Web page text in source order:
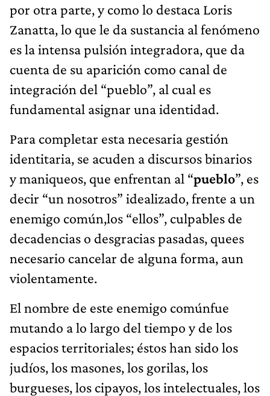
por otra parte, y como lo destaca Loris
Zanatta, lo que le da sustancia al fenómeno
es la intensa pulsión integradora, que da
cuenta de su aparición como canal de
integración del “pueblo”, al cual es
fundamental asignar una identidad.
Para completar esta necesaria gestión
identitaria, se acuden a discursos binarios
y maniqueos, que enfrentan al “pueblo”, es
decir “un nosotros” idealizado, frente a un
enemigo común,los “ellos”, culpables de
decadencias o desgracias pasadas, quees
necesario cancelar de alguna forma, aun
violentamente.
El nombre de este enemigo comúnfue
mutando a lo largo del tiempo y de los
espacios territoriales; éstos han sido los
judíos, los masones, los gorilas, los
burgueses, los cipayos, los intelectuales, los